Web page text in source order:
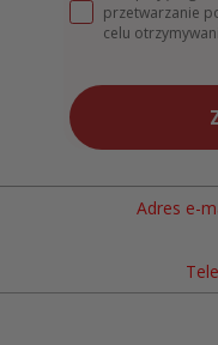
przetwarzanie
celu
Adres e-